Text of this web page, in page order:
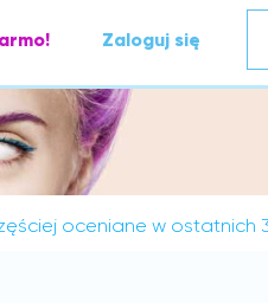
Zaloguj się
oceniane w ostatnich